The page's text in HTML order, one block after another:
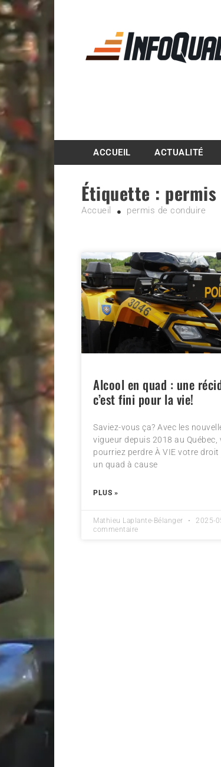
Magazine
ACCUEIL ACTUALITÉ
Étiquette :
Accueil permis de conduire
Alcool en quad : une
c’est fini pour la vie!
Saviez-vous ça? Avec les
vigueur depuis 2018 au Québec,
pourriez perdre À VIE votre droit
un quad à cause
PLUS »
Mathieu Laplante-Bélanger 2025-
commentaire